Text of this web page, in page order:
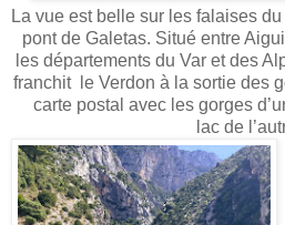
La vue est belle sur les falaises
pont de Galetas. Situé entre
les départements du Var et des
franchit le Verdon à la sortie des
carte postal avec les gorges
lac de